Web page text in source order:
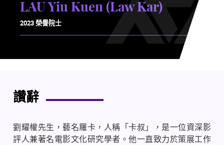
LAU Yiu Kuen (Law Kar)
2023 榮譽院士
讚辭
劉耀權先生，藝名羅卡，人稱「卡叔」，是一位資深影
評人兼著名電影文化研究學者。他一直致力於策展工作